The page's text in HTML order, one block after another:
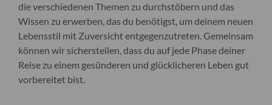
die verschiedenen Themen zu durchstöbern und das
Wissen zu erwerben, das du benötigst, um deinem neuen
Lebensstil mit Zuversicht entgegenzutreten. Gemeinsam
können wir sicherstellen, dass du auf jede Phase deiner
Reise zu einem gesünderen und glücklicheren Leben gut
vorbereitet bist.